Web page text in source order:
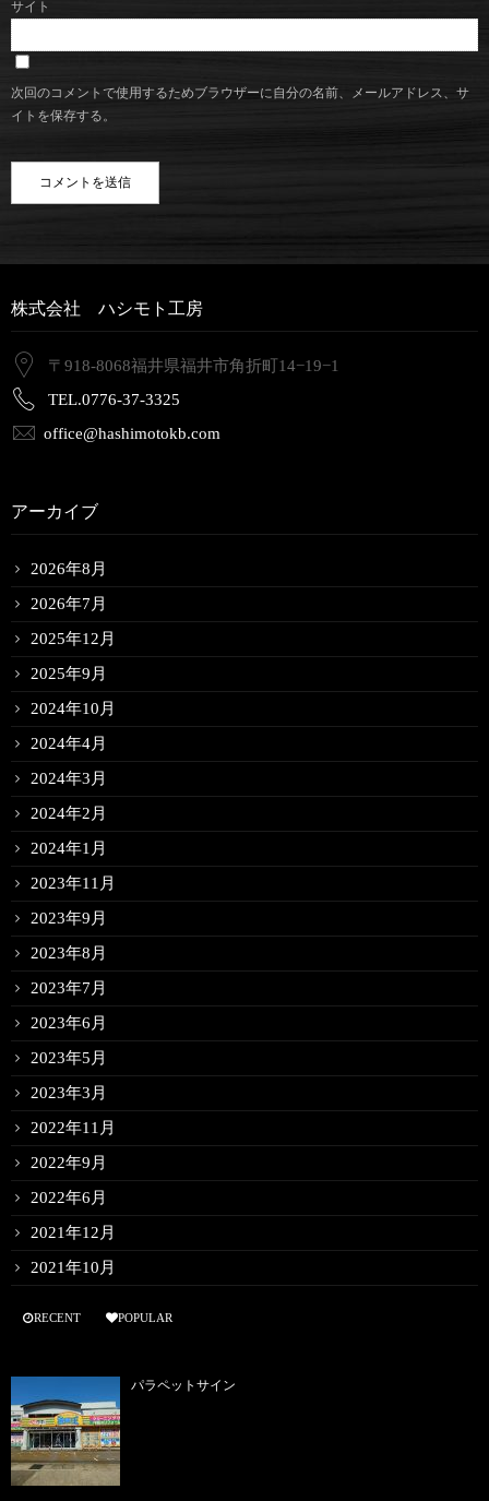
サイト
次回のコメントで使用するためブラウザーに自分の名前、メールアドレス、サ
イトを保存する。
株式会社 ハシモト工房
〒918-8068福井県福井市角折町14−19−1
TEL.0776-37-3325
office@hashimotokb.com
アーカイブ
2026年8月
2026年7月
2025年12月
2025年9月
2024年10月
2024年4月
2024年3月
2024年2月
2024年1月
2023年11月
2023年9月
2023年8月
2023年7月
2023年6月
2023年5月
2023年3月
2022年11月
2022年9月
2022年6月
2021年12月
2021年10月
RECENT POPULAR
パラペットサイン